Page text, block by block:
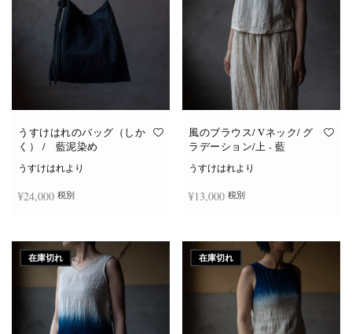
うすけはれのバッグ（しか
く） / 藍泥染め
うすけはれより
¥24,000 税別
風のブラウス/ Vネック/ グ
ラデーション/上 - 藍
うすけはれより
¥13,000 税別
在庫切れ 在庫切れ